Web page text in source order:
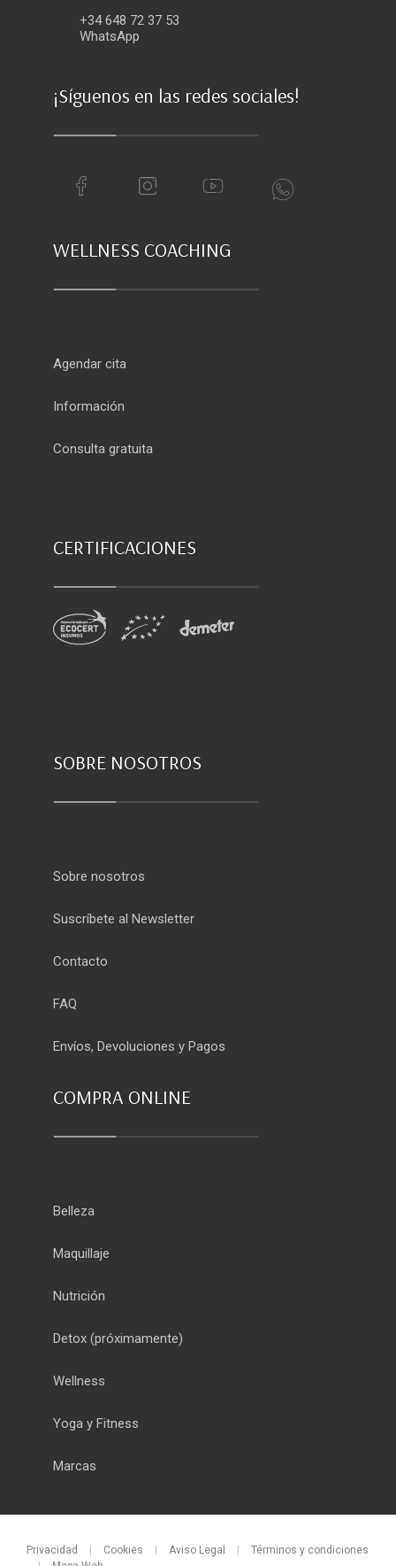
+34 648 72 37 53
WhatsApp
¡Síguenos en las redes sociales!
WELLNESS COACHING
Agendar cita
Información
Consulta gratuita
CERTIFICACIONES
SOBRE NOSOTROS
Sobre nosotros
Suscríbete al Newsletter
Contacto
FAQ
Envíos, Devoluciones y Pagos
COMPRA ONLINE
Belleza
Maquillaje
Nutrición
Detox (próximamente)
Wellness
Yoga y Fitness
Marcas
Privacidad | Cookies | Aviso Legal |
Términos y condiciones